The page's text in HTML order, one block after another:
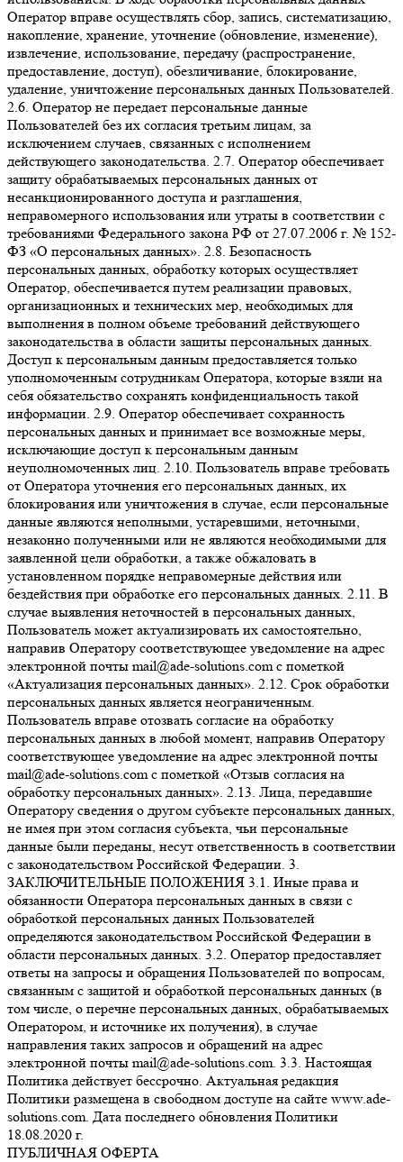
Оператор вправе осуществлять сбор, запись, систематизацию,
накопление, хранение, уточнение (обновление, изменение),
извлечение, использование, передачу (распространение,
предоставление, доступ), обезличивание, блокирование,
удаление, уничтожение персональных данных Пользователей.
2.6. Оператор не передает персональные данные
Пользователей без их согласия третьим лицам, за
исключением случаев, связанных с исполнением
действующего законодательства. 2.7. Оператор обеспечивает
защиту обрабатываемых персональных данных от
несанкционированного доступа и разглашения,
неправомерного использования или утраты в соответствии с
требованиями Федерального закона РФ от 27.07.2006 г. № 152-
ФЗ «О персональных данных». 2.8. Безопасность
персональных данных, обработку которых осуществляет
Оператор, обеспечивается путем реализации правовых,
организационных и технических мер, необходимых для
выполнения в полном объеме требований действующего
законодательства в области защиты персональных данных.
Доступ к персональным данным предоставляется только
уполномоченным сотрудникам Оператора, которые взяли на
себя обязательство сохранять конфиденциальность такой
информации. 2.9. Оператор обеспечивает сохранность
персональных данных и принимает все возможные меры,
исключающие доступ к персональным данным
неуполномоченных лиц. 2.10. Пользователь вправе требовать
от Оператора уточнения его персональных данных, их
блокирования или уничтожения в случае, если персональные
данные являются неполными, устаревшими, неточными,
незаконно полученными или не являются необходимыми для
заявленной цели обработки, а также обжаловать в
установленном порядке неправомерные действия или
бездействия при обработке его персональных данных. 2.11. В
случае выявления неточностей в персональных данных,
Пользователь может актуализировать их самостоятельно,
направив Оператору соответствующее уведомление на адрес
электронной почты mail@ade-solutions.com с пометкой
«Актуализация персональных данных». 2.12. Срок обработки
персональных данных является неограниченным.
Пользователь вправе отозвать согласие на обработку
персональных данных в любой момент, направив Оператору
соответствующее уведомление на адрес электронной почты
mail@ade-solutions.com с пометкой «Отзыв согласия на
обработку персональных данных». 2.13. Лица, передавшие
Оператору сведения о другом субъекте персональных данных,
не имея при этом согласия субъекта, чьи персональные
данные были переданы, несут ответственность в соответствии
с законодательством Российской Федерации. 3.
ЗАКЛЮЧИТЕЛЬНЫЕ ПОЛОЖЕНИЯ 3.1. Иные права и
обязанности Оператора персональных данных в связи с
обработкой персональных данных Пользователей
определяются законодательством Российской Федерации в
области персональных данных. 3.2. Оператор предоставляет
ответы на запросы и обращения Пользователей по вопросам,
связанным с защитой и обработкой персональных данных (в
том числе, о перечне персональных данных, обрабатываемых
Оператором, и источнике их получения), в случае
направления таких запросов и обращений на адрес
электронной почты mail@ade-solutions.com. 3.3. Настоящая
Политика действует бессрочно. Актуальная редакция
Политики размещена в свободном доступе на сайте www.ade-
solutions.com. Дата последнего обновления Политики
18.08.2020 г.
ПУБЛИЧНАЯ ОФЕРТА